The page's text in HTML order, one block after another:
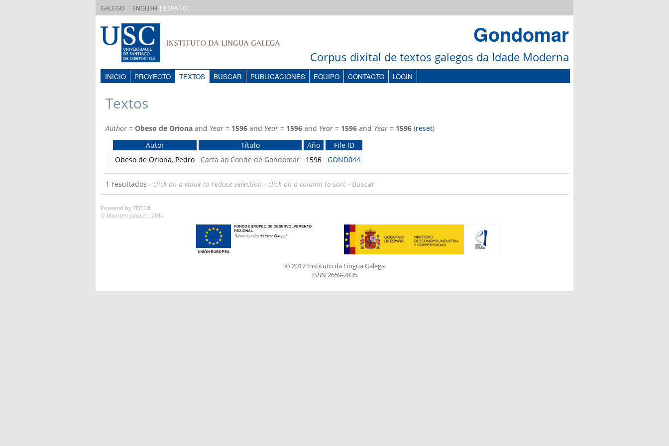
GALEGO ENGLISH | ESPAÑOL
Gondomar
Corpus dixital de textos galegos da Idade Moderna
INICIO PROYECTO TEXTOS BUSCAR PUBLICACIONES EQUIPO CONTACTO LOGIN
Textos
Author = Obeso de Oriona and Year = 1596 and Year = 1596 and Year = 1596 and Year = 1596 (reset)
Autor
Título Año
File ID
Obeso de Oriona, Pedro Carta ao Conde de Gondomar 1596 GOND044
1 resultados - click on a value to reduce selection - click on a column to sort - Buscar
Powered by TEITOK
© Maarten Janssen, 2014
© 2017 Instituto da Lingua Galega
ISSN 2659-2835